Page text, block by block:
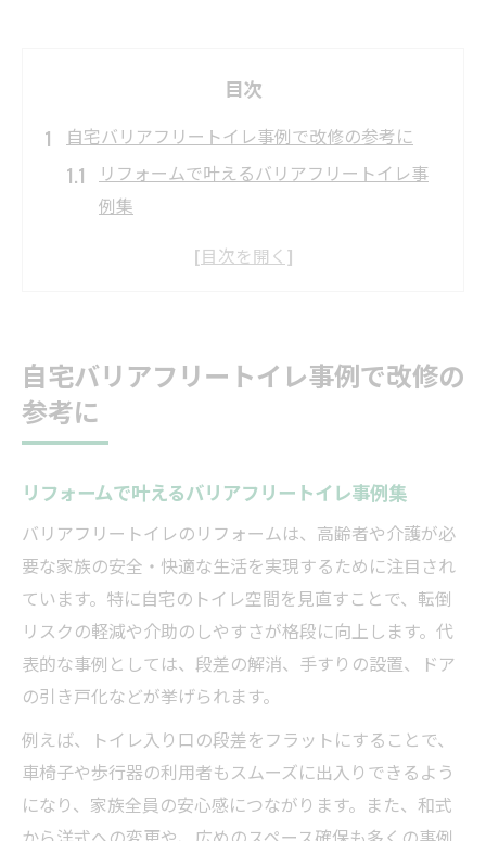
目次
自宅バリアフリートイレ事例で改修の参考に
リフォームで叶えるバリアフリートイレ事
例集
TOTO製品を活用したリフォーム実践例紹介
徴
トイレリフォーム費用と実践的な比較ポイント
リフォーム費用の相場とバリアフリー化の
目安
バリアフリー トイレリフォーム費用徹底比
較法
工事内容別リフォーム費用の比較ポイント
トイレバリアフリー費用を抑える工夫と注
意点
補助金活用でリフォーム費用を賢く節約す
る方法
自宅バリアフリートイレ事例で改修の
参考に
リフォームで叶えるバリアフリートイレ事例集
バリアフリートイレのリフォームは、高齢者や介護が必
要な家族の安全・快適な生活を実現するために注目され
ています。特に自宅のトイレ空間を見直すことで、転倒
リスクの軽減や介助のしやすさが格段に向上します。代
表的な事例としては、段差の解消、手すりの設置、ドア
の引き戸化などが挙げられます。
例えば、トイレ入り口の段差をフラットにすることで、
車椅子や歩行器の利用者もスムーズに出入りできるよう
になり、家族全員の安心感につながります。また、和式